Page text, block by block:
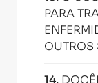
PARA
OUTROS
14.